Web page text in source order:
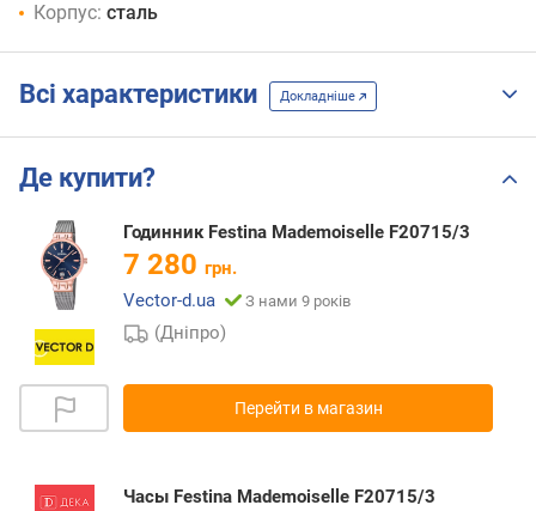
Корпус: сталь
Всі характеристики Докладніше
Де купити?
Годинник Festina Mademoiselle F20715/3
7 280 грн.
Vector-d.ua
З нами 9 років
(Дніпро)
Перейти в магазин
Часы Festina Mademoiselle F20715/3